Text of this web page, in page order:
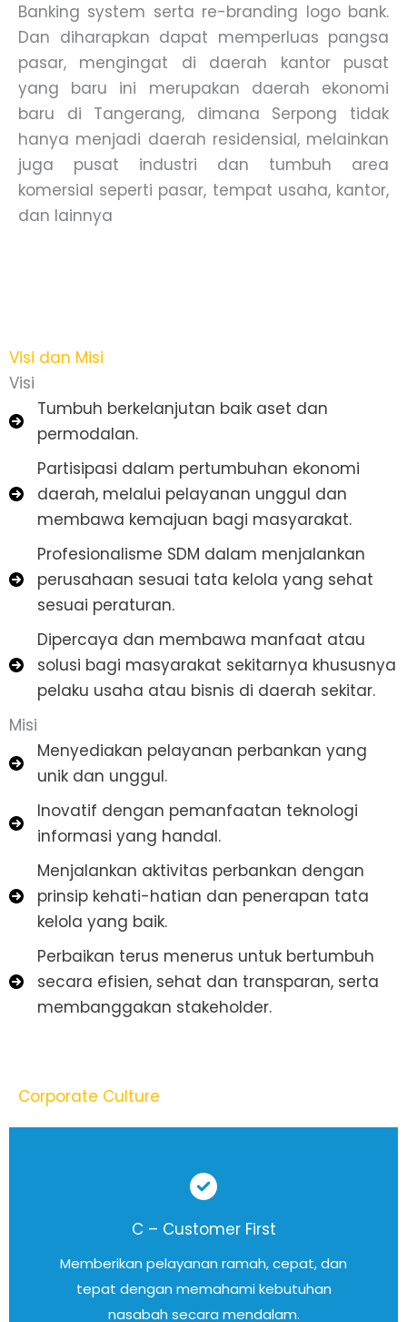
Banking system serta re-branding logo bank.
Dan diharapkan dapat memperluas pangsa
pasar, mengingat di daerah kantor pusat
yang baru ini merupakan daerah ekonomi
baru di Tangerang, dimana Serpong tidak
hanya menjadi daerah residensial, melainkan
juga pusat industri dan tumbuh area
komersial seperti pasar, tempat usaha, kantor,
dan lainnya
Visi dan Misi
Visi
Tumbuh berkelanjutan baik aset dan
permodalan.
Partisipasi dalam pertumbuhan ekonomi
daerah, melalui pelayanan unggul dan
membawa kemajuan bagi masyarakat.
Profesionalisme SDM dalam menjalankan
perusahaan sesuai tata kelola yang sehat
sesuai peraturan.
Dipercaya dan membawa manfaat atau
solusi bagi masyarakat sekitarnya khususnya
pelaku usaha atau bisnis di daerah sekitar.
Misi
Menyediakan pelayanan perbankan yang
unik dan unggul.
Inovatif dengan pemanfaatan teknologi
informasi yang handal.
Menjalankan aktivitas perbankan dengan
prinsip kehati-hatian dan penerapan tata
kelola yang baik.
Perbaikan terus menerus untuk bertumbuh
secara efisien, sehat dan transparan, serta
membanggakan stakeholder.
Corporate Culture
C – Customer First
Memberikan pelayanan ramah, cepat, dan
tepat dengan memahami kebutuhan
nasabah secara mendalam.